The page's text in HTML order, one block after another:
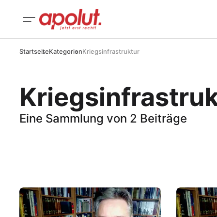
StartseiteKategorienKriegsinfrastruktur
Eine Sammlung von 2 Beiträge